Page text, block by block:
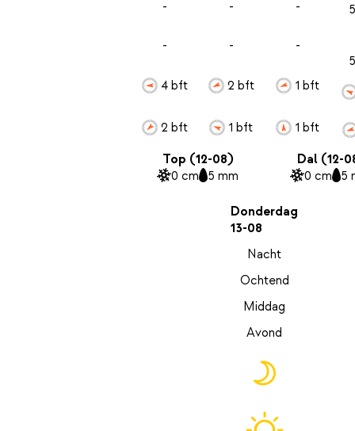
-
-
4 bft
2 bft
-
-
2 bft
1 bft
-
-
1 bft
1 bft
Top (12-08)
0 cm 5 mm
Dal (12-
0 cm 5
Donderdag
13-08
Nacht
Ochtend
Middag
Avond